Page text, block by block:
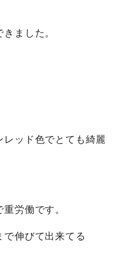
ました。
ッド色でとても綺麗
労働です。
で伸びて出来てる